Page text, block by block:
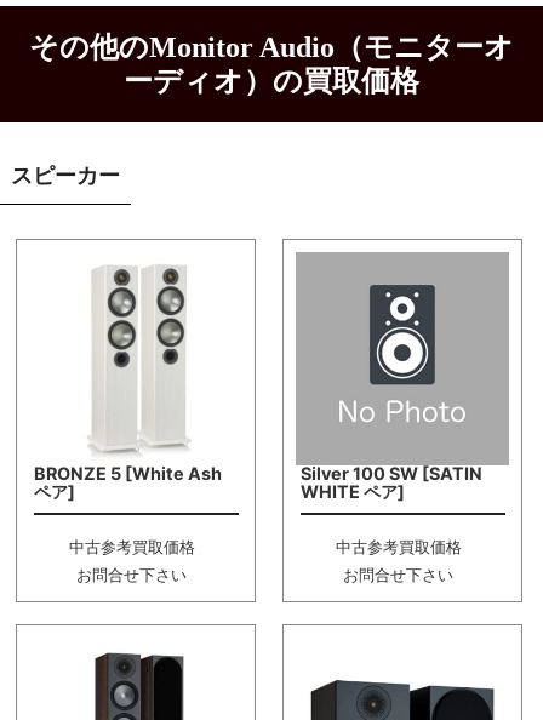
その他のMonitor Audio（モニターオ
ーディオ）の買取価格
スピーカー
BRONZE 5 [White Ash
ペア]
中古参考買取価格
お問合せ下さい
Silver 100 SW [SATIN
WHITE ペア]
中古参考買取価格
お問合せ下さい